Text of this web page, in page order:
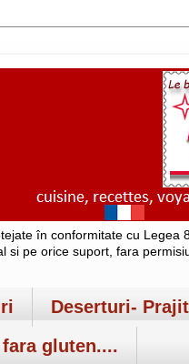
în conformitate cu Legea
pe orice suport, fara
Deserturi-
gluten....